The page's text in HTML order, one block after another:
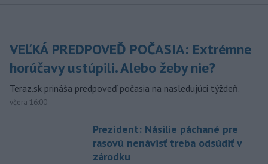
VEĽKÁ PREDPOVEĎ POČASIA: Extrémne
horúčavy ustúpili. Alebo žeby nie?
Teraz.sk prináša predpoveď počasia na nasledujúci týždeň.
včera 16:00
Prezident: Násilie páchané pre
rasovú nenávisť treba odsúdiť v
zárodku